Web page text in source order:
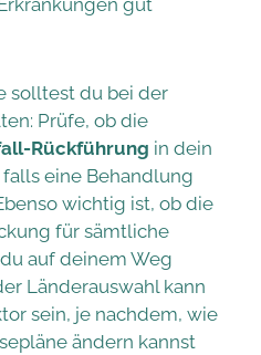
solltest du bei der
Prüfe, ob die
Rückführung in dein
eine Behandlung
wichtig ist, ob die
für sämtliche
auf deinem Weg
Länderauswahl kann
sein, je nachdem, wie
ändern kannst